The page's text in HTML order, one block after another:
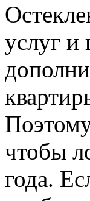
услуг и
чтобы
года.